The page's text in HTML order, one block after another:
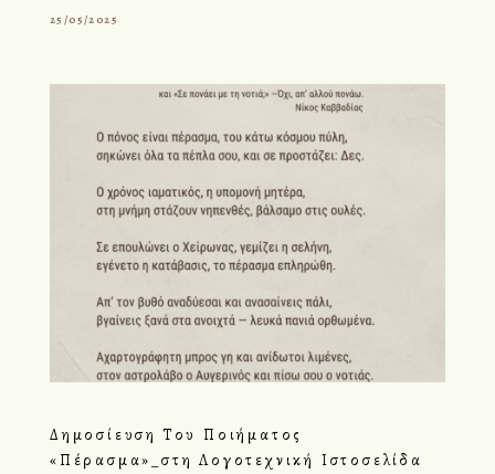
25/05/2025
Δημοσίευση Του Ποιήματος
«Πέρασμα»_στη Λογοτεχνική Ιστοσελίδα